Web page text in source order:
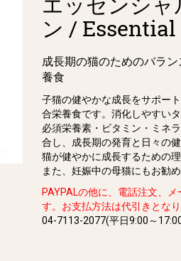
ン /
成長期の猫のためのバラ
養食
子猫の健やかな成長をサポー
合栄養食です。消化しやすい
必須栄養素・ビタミン・ミネ
合し、成長期の発育と日々の
猫が健やかに成長するための
また、妊娠中の母猫にもお勧め
PAYPALの他に、電話注文、
す。お支払方法は代引きとなり
04-7113-2077(平日9:00～